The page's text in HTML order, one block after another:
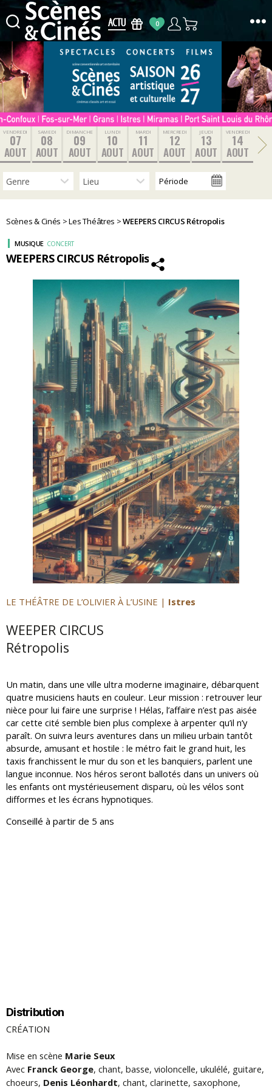
Scènes
Cinés
0
VENDREDI
07
AOUT
SAMEDI
08
AOUT
DIMANCHE
09
AOUT
LUNDI
10
AOUT
MARDI
11
AOUT
MERCREDI
12
AOUT
JEUDI
13
AOUT
VENDREDI
14
AOUT
Scènes & Cinés >Les Théâtres >WEEPERS CIRCUS Rétropolis
WEEPERS CIRCUS Rétropolis
MUSIQUE CONCERT
LE THÉÂTRE DE L’OLIVIER À L’USINE | Istres
WEEPER CIRCUS
Rétropolis
Un matin, dans une ville ultra moderne imaginaire, débarquent
quatre musiciens hauts en couleur. Leur mission : retrouver leur
nièce pour lui faire une surprise ! Hélas, l’affaire n’est pas aisée
car cette cité semble bien plus complexe à arpenter qu’il n’y
paraît. On suivra leurs aventures dans un milieu urbain tantôt
absurde, amusant et hostile : le métro fait le grand huit, les
taxis franchissent le mur du son et les banquiers, parlent une
langue inconnue. Nos héros seront ballotés dans un univers où
les enfants ont mystérieusement disparu, où les vélos sont
difformes et les écrans hypnotiques.
Conseillé à partir de 5 ans
Distribution
CRÉATION
Mise en scène Marie Seux
Avec Franck George, chant, basse, violoncelle, ukulélé, guitare,
choeurs, Denis Léonhardt, chant, clarinette, saxophone,